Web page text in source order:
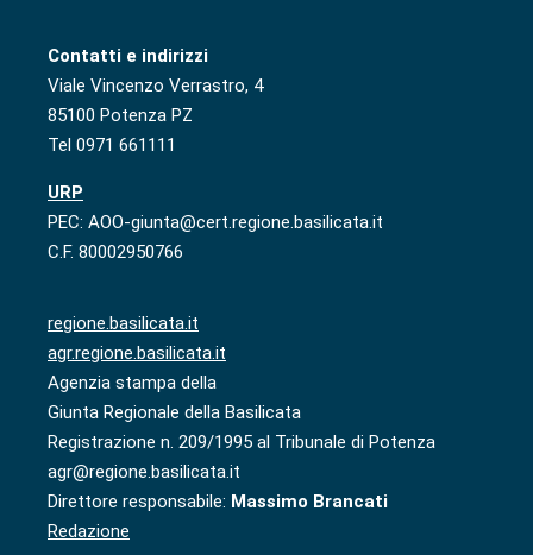
Contatti e indirizzi
Viale Vincenzo Verrastro, 4
85100 Potenza PZ
Tel 0971 661111
URP
PEC: AOO-giunta@cert.regione.basilicata.it
C.F. 80002950766
regione.basilicata.it
agr.regione.basilicata.it
Agenzia stampa della
Giunta Regionale della Basilicata
Registrazione n. 209/1995 al Tribunale di Potenza
agr@regione.basilicata.it
Direttore responsabile: Massimo Brancati
Redazione